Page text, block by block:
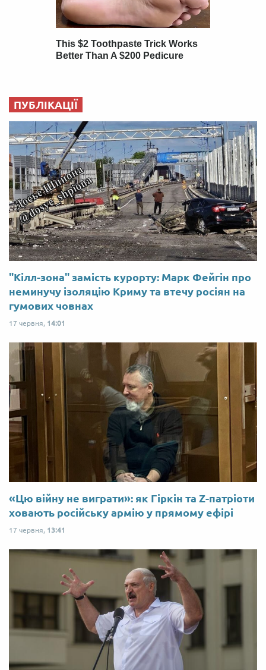
ПУБЛІКАЦІЇ
"Кілл-зона" замість курорту: Марк Фейгін про
неминучу ізоляцію Криму та втечу росіян на
гумових човнах
17 червня, 14:01
«Цю війну не виграти»: як Гіркін та Z-патріоти
ховають російську армію у прямому ефірі
17 червня, 13:41